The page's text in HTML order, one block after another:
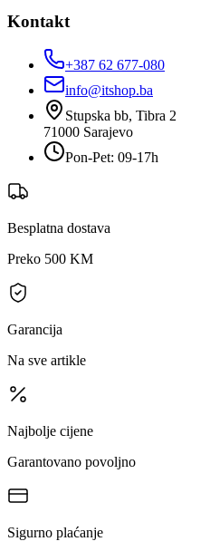
Kontakt
+387 62 677-080
info@itshop.ba
Stupska bb, Tibra 2
71000 Sarajevo
Pon-Pet: 09-17h
Besplatna dostava
Preko 500 KM
Garancija
Na sve artikle
Najbolje cijene
Garantovano povoljno
Sigurno plaćanje